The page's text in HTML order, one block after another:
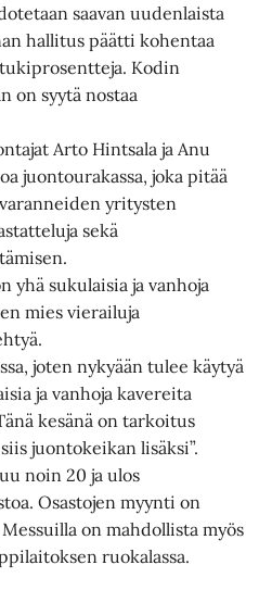
saavan uudenlaista
hallitus päätti kohentaa
Kodin
on syytä nostaa
Arto Hintsala ja Anu
juontourakassa, joka pitää
yritysten
sekä
yhä sukulaisia ja vanhoja
mies vierailuja
joten nykyään tulee käytyä
ja vanhoja kavereita
kesänä on tarkoitus
juontokeikan lisäksi”.
noin 20 ja ulos
Osastojen myynti on
on mahdollista myös
ruokalassa.